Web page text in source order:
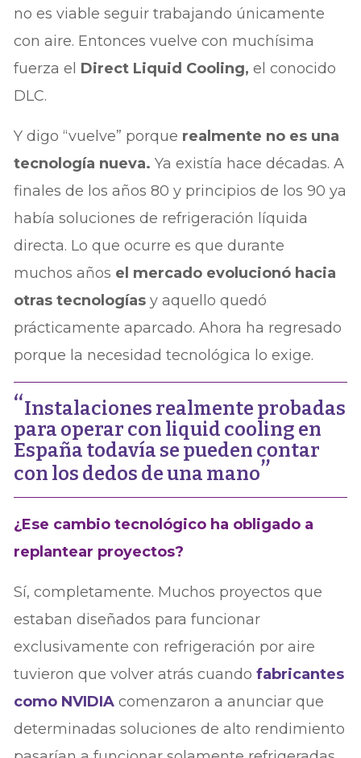
no es viable seguir trabajando únicamente
con aire. Entonces vuelve con muchísima
fuerza el Direct Liquid Cooling, el conocido
DLC.
Y digo “vuelve” porque realmente no es una
tecnología nueva. Ya existía hace décadas. A
finales de los años 80 y principios de los 90 ya
había soluciones de refrigeración líquida
directa. Lo que ocurre es que durante
muchos años el mercado evolucionó hacia
otras tecnologíasy aquello quedó
prácticamente aparcado. Ahora ha regresado
porque la necesidad tecnológica lo exige.
Instalaciones realmente probadas
para operar con liquid cooling en
España todavía se pueden contar
con los dedos de una mano
¿Ese cambio tecnológico ha obligado a
replantear proyectos?
Sí, completamente. Muchos proyectos que
estaban diseñados para funcionar
exclusivamente con refrigeración por aire
tuvieron que volver atrás cuandofabricantes
como NVIDIA comenzaron a anunciar que
determinadas soluciones de alto rendimiento